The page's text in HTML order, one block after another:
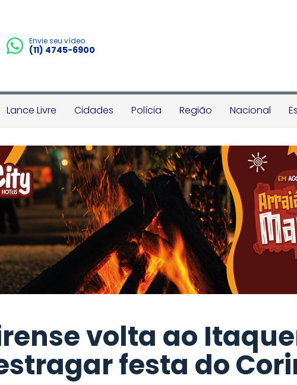
Envie seu vídeo
(11) 4745-6900
Lance Livre Cidades Polícia Região Nacional
volta ao
festa do